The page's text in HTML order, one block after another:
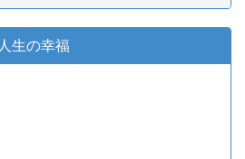
人生の幸福